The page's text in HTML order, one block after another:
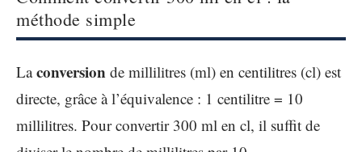
méthode simple
Laconversion de millilitres (ml) en centilitres (cl) est
directe, grâce à l’équivalence : 1 centilitre = 10
millilitres. Pour convertir 300 ml en cl, il suffit de